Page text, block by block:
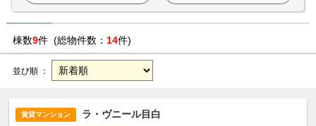
棟数9件 (総物件数： 14件)
並び順 ：
賃貸マンション ラ・ヴニール目白